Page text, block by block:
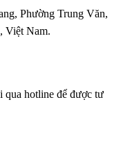
Phường Trung Văn,
Việt Nam.
qua hotline để được tư